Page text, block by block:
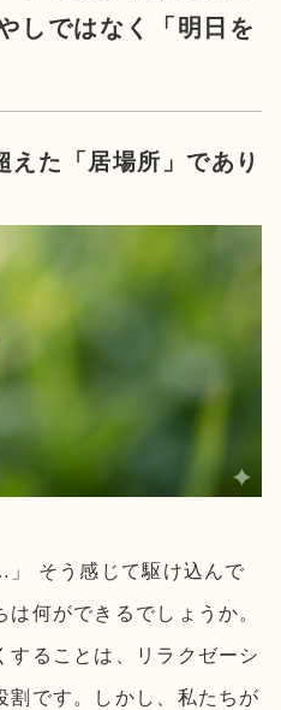
しではなく「明日を
た「居場所」であり
そう感じて駆け込んで
何ができるでしょうか。
することは、リラクゼーシ
割です。しかし、私たちが